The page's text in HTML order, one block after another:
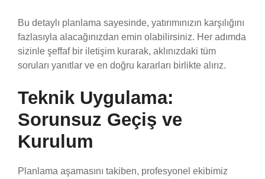
Bu detaylı planlama sayesinde, yatırımınızın karşılığını
fazlasıyla alacağınızdan emin olabilirsiniz. Her adımda
sizinle şeffaf bir iletişim kurarak, aklınızdaki tüm
soruları yanıtlar ve en doğru kararları birlikte alırız.
Teknik Uygulama:
Sorunsuz Geçiş ve
Kurulum
Planlama aşamasını takiben, profesyonel ekibimiz